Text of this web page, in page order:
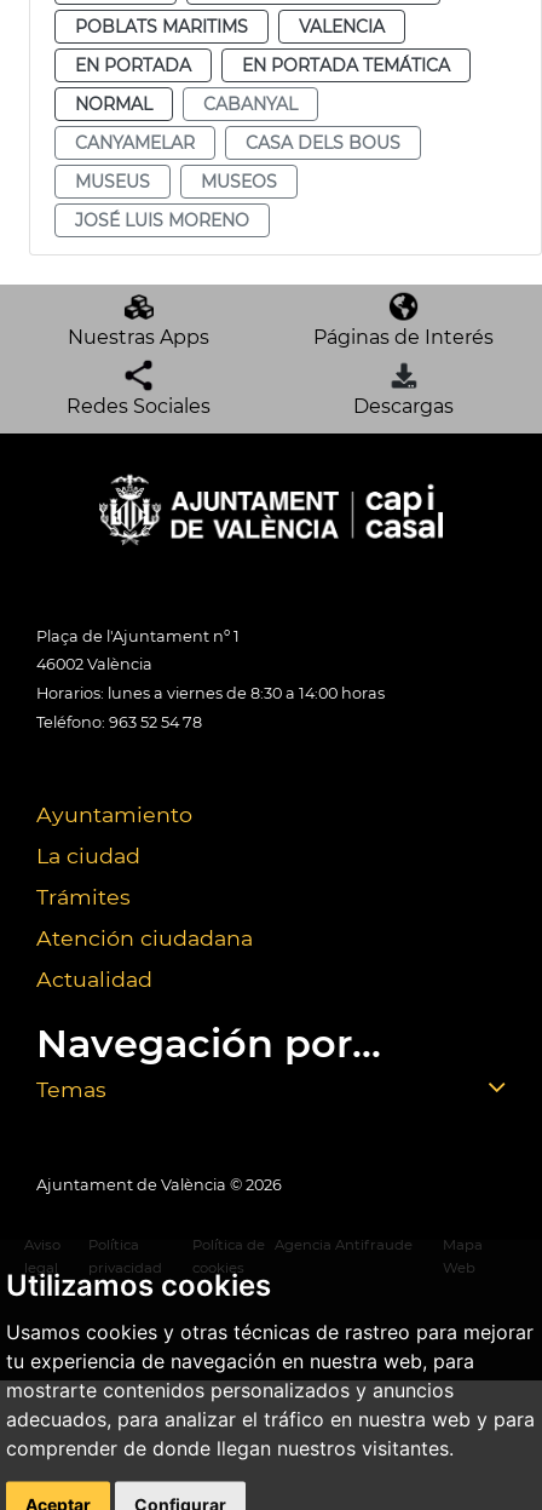
Utilizamos cookies
Usamos cookies y otras técnicas de rastreo para mejorar
tu experiencia de navegación en nuestra web, para
mostrarte contenidos personalizados y anuncios
adecuados, para analizar el tráfico en nuestra web y para
comprender de donde llegan nuestros visitantes.
Aceptar Configurar
POBLATS MARITIMS
VALENCIA
EN PORTADA
EN PORTADA TEMÁTICA
NORMAL
CABANYAL
CANYAMELAR
CASA DELS BOUS
MUSEUS
MUSEOS
JOSÉ LUIS MORENO
Nuestras Apps Páginas de Interés
Redes Sociales Descargas
Plaça de l'Ajuntament nº 1
46002 València
Horarios: lunes a viernes de 8:30 a 14:00 horas
Teléfono: 963 52 54 78
Ayuntamiento
La ciudad
Trámites
Atención ciudadana
Actualidad
Navegación por...
Temas
Ajuntament de València © 2026
Aviso
legal
Política
privacidad
Política de
cookies
Agencia Antifraude
Mapa
Web